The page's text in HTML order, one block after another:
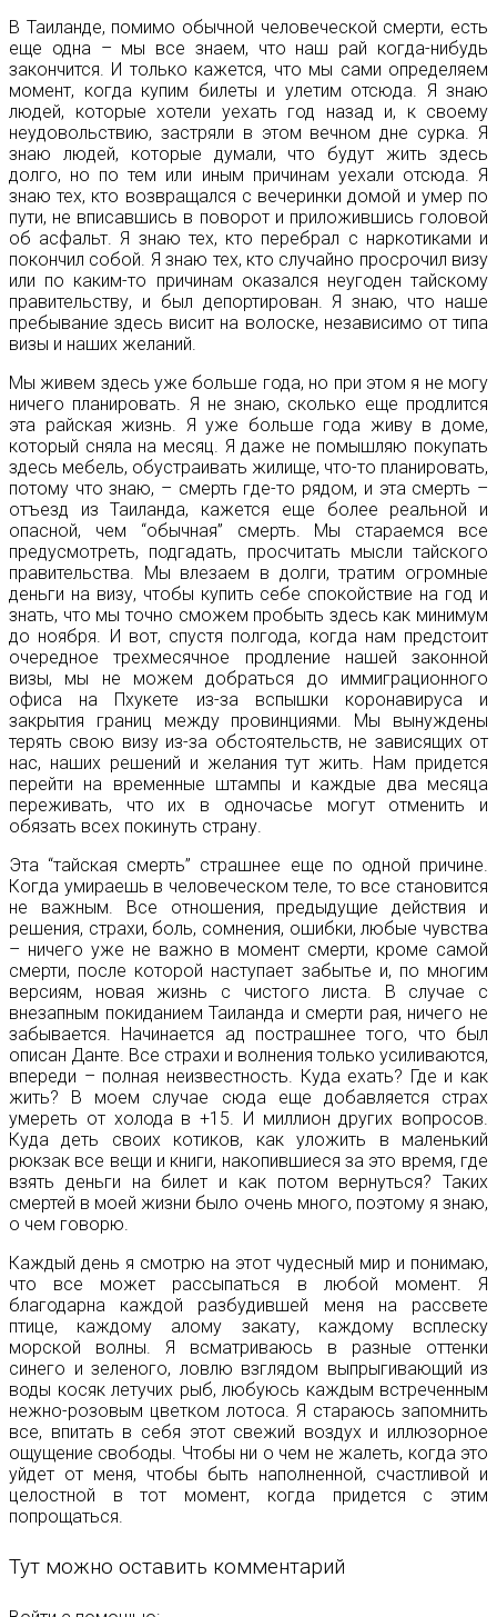
В Таиланде, помимо обычной человеческой смерти, есть
еще одна – мы все знаем, что наш рай когда-нибудь
закончится. И только кажется, что мы сами определяем
момент, когда купим билеты и улетим отсюда. Я знаю
людей, которые хотели уехать год назад и, к своему
неудовольствию, застряли в этом вечном дне сурка. Я
знаю людей, которые думали, что будут жить здесь
долго, но по тем или иным причинам уехали отсюда. Я
знаю тех, кто возвращался с вечеринки домой и умер по
пути, не вписавшись в поворот и приложившись головой
об асфальт. Я знаю тех, кто перебрал с наркотиками и
покончил собой. Я знаю тех, кто случайно просрочил визу
или по каким-то причинам оказался неугоден тайскому
правительству, и был депортирован. Я знаю, что наше
пребывание здесь висит на волоске, независимо от типа
визы и наших желаний.
Мы живем здесь уже больше года, но при этом я не могу
ничего планировать. Я не знаю, сколько еще продлится
эта райская жизнь. Я уже больше года живу в доме,
который сняла на месяц. Я даже не помышляю покупать
здесь мебель, обустраивать жилище, что-то планировать,
потому что знаю, – смерть где-то рядом, и эта смерть –
отъезд из Таиланда, кажется еще более реальной и
опасной, чем “обычная” смерть. Мы стараемся все
предусмотреть, подгадать, просчитать мысли тайского
правительства. Мы влезаем в долги, тратим огромные
деньги на визу, чтобы купить себе спокойствие на год и
знать, что мы точно сможем пробыть здесь как минимум
до ноября. И вот, спустя полгода, когда нам предстоит
очередное трехмесячное продление нашей законной
визы, мы не можем добраться до иммиграционного
офиса на Пхукете из-за вспышки коронавируса и
закрытия границ между провинциями. Мы вынуждены
терять свою визу из-за обстоятельств, не зависящих от
нас, наших решений и желания тут жить. Нам придется
перейти на временные штампы и каждые два месяца
переживать, что их в одночасье могут отменить и
обязать всех покинуть страну.
Эта “тайская смерть” страшнее еще по одной причине.
Когда умираешь в человеческом теле, то все становится
не важным. Все отношения, предыдущие действия и
решения, страхи, боль, сомнения, ошибки, любые чувства
– ничего уже не важно в момент смерти, кроме самой
смерти, после которой наступает забытье и, по многим
версиям, новая жизнь с чистого листа. В случае с
внезапным покиданием Таиланда и смерти рая, ничего не
забывается. Начинается ад пострашнее того, что был
описан Данте. Все страхи и волнения только усиливаются,
впереди – полная неизвестность. Куда ехать? Где и как
жить? В моем случае сюда еще добавляется страх
умереть от холода в +15. И миллион других вопросов.
Куда деть своих котиков, как уложить в маленький
рюкзак все вещи и книги, накопившиеся за это время, где
взять деньги на билет и как потом вернуться? Таких
смертей в моей жизни было очень много, поэтому я знаю,
о чем говорю.
Каждый день я смотрю на этот чудесный мир и понимаю,
что все может рассыпаться в любой момент. Я
благодарна каждой разбудившей меня на рассвете
птице, каждому алому закату, каждому всплеску
морской волны. Я всматриваюсь в разные оттенки
синего и зеленого, ловлю взглядом выпрыгивающий из
воды косяк летучих рыб, любуюсь каждым встреченным
нежно-розовым цветком лотоса. Я стараюсь запомнить
все, впитать в себя этот свежий воздух и иллюзорное
ощущение свободы. Чтобы ни о чем не жалеть, когда это
уйдет от меня, чтобы быть наполненной, счастливой и
целостной в тот момент, когда придется с этим
попрощаться.
Тут можно оставить комментарий